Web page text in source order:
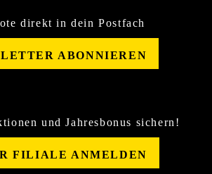
direkt in dein Postfach
ABONNIEREN
und Jahresbonus sichern!
FILIALE ANMELDEN